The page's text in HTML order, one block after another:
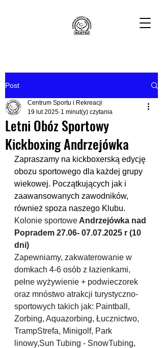
Post
Letni Obóz Sportowy
Kickboxing Andrzejówka
Centrum Sportu i Rekreacji
19 lut 2025 1 minut(y) czytania
Zapraszamy na kickboxerską edycję
obozu sportowego dla każdej grupy
wiekowej. Początkujących jak i
zaawansowanych zawodników,
również spoza naszego Klubu.
Kolonie sportowe Andrzejówka nad
Popradem 27.06- 07.07.2025 r (10
dni)
Zapewniamy, zakwaterowanie w
domkach 4-6 osób z łazienkami,
pełne wyżywienie + podwieczorek
oraz mnóstwo atrakcji turystyczno-
sportowych takich jak: Paintball,
Zorbing, Aquazorbing, Łucznictwo,
TrampStrefa, Minigolf, Park
linowy,Sun Tubing - SnowTubing,